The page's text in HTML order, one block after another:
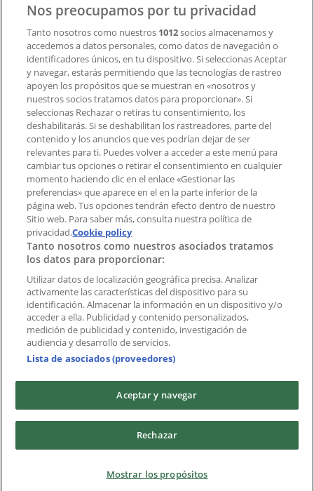
Contacto comercial y de marketing
Tienda mal colocada en el mapa
Notificar un folleto
¿Encontraste un problema en la web o en la
aplicación?
Índices
Marcas
Marcas locales
Negocios
Negocios cercanos
Productos
Productos locales
Ciudades
Descargar la APP Tiendeo
Copyright © Tiendeo ® 2026 · Shopfully Marketing S.L.U. –
Términos y condicionesPolítica de privacidad
Nos preocupamos por tu privacidad
Tanto nosotros como nuestros 1012socios almacenamos y
accedemos a datos personales, como datos de navegación o
identificadores únicos, en tu dispositivo. Si seleccionas Aceptar
y navegar, estarás permitiendo que las tecnologías de rastreo
apoyen los propósitos que se muestran en «nosotros y
nuestros socios tratamos datos para proporcionar». Si
seleccionas Rechazar o retiras tu consentimiento, los
deshabilitarás. Si se deshabilitan los rastreadores, parte del
contenido y los anuncios que ves podrían dejar de ser
relevantes para ti. Puedes volver a acceder a este menú para
cambiar tus opciones o retirar el consentimiento en cualquier
momento haciendo clic en el enlace «Gestionar las
preferencias» que aparece en el en la parte inferior de la
página web. Tus opciones tendrán efecto dentro de nuestro
Sitio web. Para saber más, consulta nuestra política de
privacidad.Cookie policy
Tanto nosotros como nuestros asociados tratamos
los datos para proporcionar:
Utilizar datos de localización geográfica precisa. Analizar
activamente las características del dispositivo para su
identificación. Almacenar la información en un dispositivo y/o
acceder a ella. Publicidad y contenido personalizados,
medición de publicidad y contenido, investigación de
audiencia y desarrollo de servicios.
Lista de asociados (proveedores)
Aceptar y navegar
Rechazar
Mostrar los propósitos